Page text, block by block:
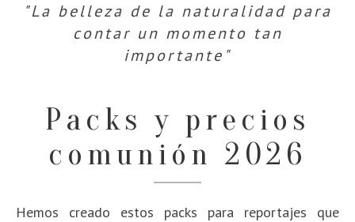
"La belleza de la naturalidad para
contar un momento tan
importante"
Packs y precios
comunión 2026
Hemos creado estos packs para reportajes que